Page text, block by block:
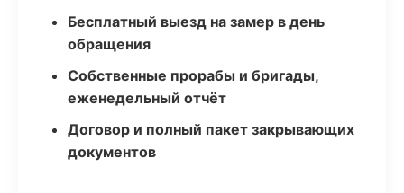
Бесплатный выезд на замер в день
обращения
Собственные прорабы и бригады,
еженедельный отчёт
Договор и полный пакет закрывающих
документов